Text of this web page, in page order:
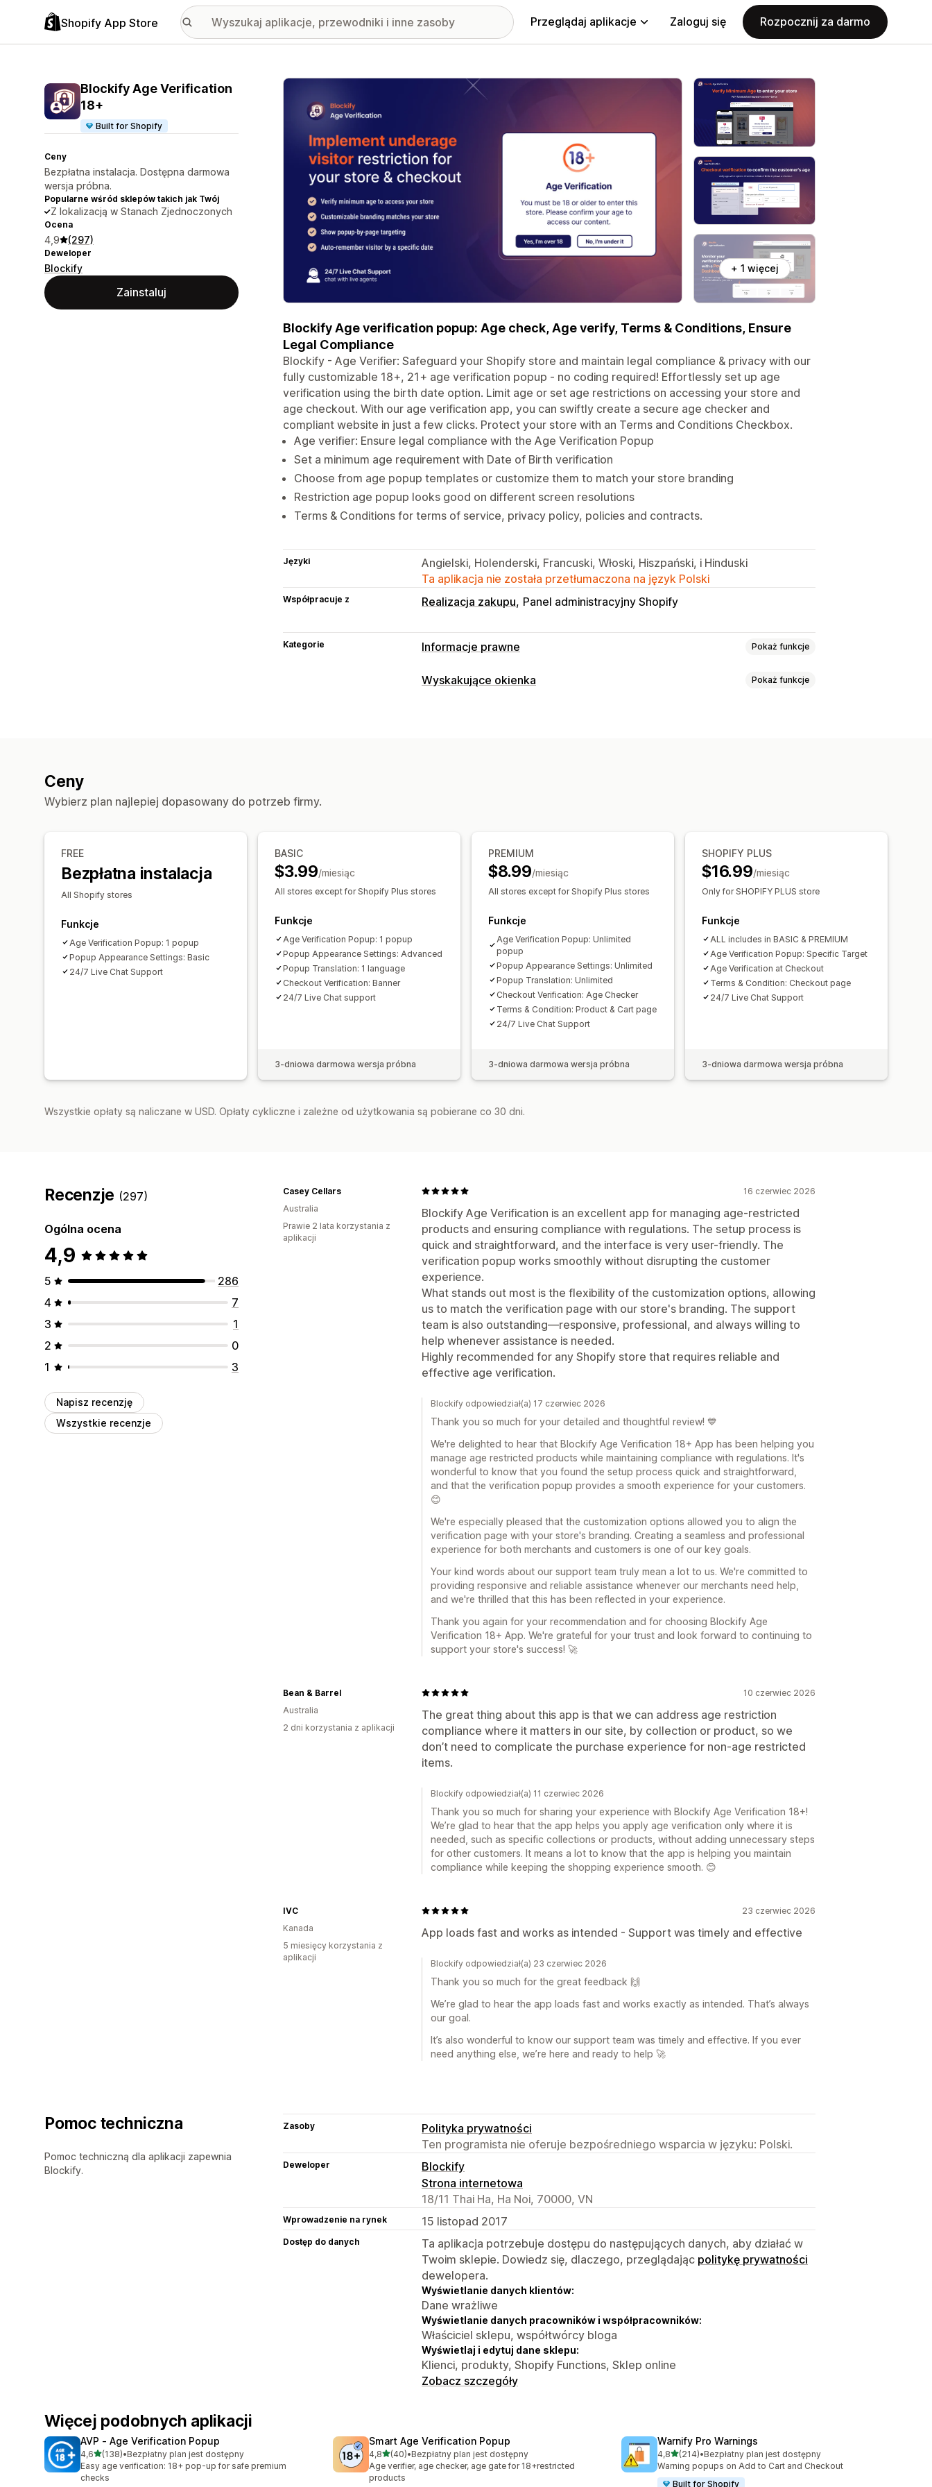
Shopify App Store Przeglądaj aplikacje Zaloguj się Rozpocznij za darmo
Blockify Age Verification
18+
Built for Shopify
Ceny
Bezpłatna instalacja. Dostępna darmowa
wersja próbna.
Popularne wśród sklepów takich jak Twój
Z lokalizacją w Stanach Zjednoczonych
Ocena
4,9 (297)
Deweloper
Blockify
Zainstaluj
Wyróżnione obrazy w galerii
+ 1 więcej
Blockify Age verification popup: Age check, Age verify, Terms & Conditions, Ensure
Legal Compliance
Blockify - Age Verifier: Safeguard your Shopify store and maintain legal compliance & privacy with our
fully customizable 18+, 21+ age verification popup - no coding required! Effortlessly set up age
verification using the birth date option. Limit age or set age restrictions on accessing your store and
age checkout. With our age verification app, you can swiftly create a secure age checker and
compliant website in just a few clicks. Protect your store with an Terms and Conditions Checkbox.
Age verifier: Ensure legal compliance with the Age Verification Popup
Set a minimum age requirement with Date of Birth verification
Choose from age popup templates or customize them to match your store branding
Restriction age popup looks good on different screen resolutions
Terms & Conditions for terms of service, privacy policy, policies and contracts.
Języki
Angielski, Holenderski, Francuski, Włoski, Hiszpański, i Hinduski
Ta aplikacja nie została przetłumaczona na język Polski
Współpracuje z Realizacja zakupu Panel administracyjny Shopify
Kategorie Informacje prawne Pokaż funkcje
Zgodność
Wyskakujące okienka Pokaż funkcje
Ceny
Wybierz plan najlepiej dopasowany do potrzeb firmy.
FREE
Bezpłatna instalacja
All Shopify stores
Funkcje
Age Verification Popup: 1 popup
Popup Appearance Settings: Basic
24/7 Live Chat Support
BASIC
$3.99/miesiąc
All stores except for Shopify Plus stores
Funkcje
Age Verification Popup: 1 popup
Popup Appearance Settings: Advanced
Popup Translation: 1 language
Checkout Verification: Banner
24/7 Live Chat support
3-dniowa darmowa wersja próbna
PREMIUM
$8.99/miesiąc
All stores except for Shopify Plus stores
Funkcje
Age Verification Popup: Unlimited
popup
Popup Appearance Settings: Unlimited
Popup Translation: Unlimited
Checkout Verification: Age Checker
Terms & Condition: Product & Cart page
24/7 Live Chat Support
3-dniowa darmowa wersja próbna
SHOPIFY PLUS
$16.99/miesiąc
Only for SHOPIFY PLUS store
Funkcje
ALL includes in BASIC & PREMIUM
Age Verification Popup: Specific Target
Age Verification at Checkout
Terms & Condition: Checkout page
24/7 Live Chat Support
3-dniowa darmowa wersja próbna
Wszystkie opłaty są naliczane w USD. Opłaty cykliczne i zależne od użytkowania są pobierane co 30 dni.
Recenzje (297)
Ogólna ocena
4,9
5
286
4
7
3
1
2
0
1
3
Napisz recenzję
Wszystkie recenzje
16 czerwiec 2026
Blockify Age Verification is an excellent app for managing age-restricted
products and ensuring compliance with regulations. The setup process is
quick and straightforward, and the interface is very user-friendly. The
verification popup works smoothly without disrupting the customer
experience.
What stands out most is the flexibility of the customization options, allowing
us to match the verification page with our store's branding. The support
team is also outstanding—responsive, professional, and always willing to
help whenever assistance is needed.
Highly recommended for any Shopify store that requires reliable and
effective age verification.
Casey Cellars
Australia
Prawie 2 lata korzystania z
aplikacji
Blockify odpowiedział(a) 17 czerwiec 2026
Thank you so much for your detailed and thoughtful review! 💙
We're delighted to hear that Blockify Age Verification 18+ App has been helping you
manage age restricted products while maintaining compliance with regulations. It's
wonderful to know that you found the setup process quick and straightforward,
and that the verification popup provides a smooth experience for your customers.
😊
We're especially pleased that the customization options allowed you to align the
verification page with your store's branding. Creating a seamless and professional
experience for both merchants and customers is one of our key goals.
Your kind words about our support team truly mean a lot to us. We're committed to
providing responsive and reliable assistance whenever our merchants need help,
and we're thrilled that this has been reflected in your experience.
Thank you again for your recommendation and for choosing Blockify Age
Verification 18+ App. We're grateful for your trust and look forward to continuing to
support your store's success! 🚀
10 czerwiec 2026
The great thing about this app is that we can address age restriction
compliance where it matters in our site, by collection or product, so we
don’t need to complicate the purchase experience for non-age restricted
items.
Bean & Barrel
Australia
2 dni korzystania z aplikacji
Blockify odpowiedział(a) 11 czerwiec 2026
Thank you so much for sharing your experience with Blockify Age Verification 18+!
We’re glad to hear that the app helps you apply age verification only where it is
needed, such as specific collections or products, without adding unnecessary steps
for other customers. It means a lot to know that the app is helping you maintain
compliance while keeping the shopping experience smooth. 😊
23 czerwiec 2026
App loads fast and works as intended - Support was timely and effective
IVC
Kanada
5 miesięcy korzystania z
aplikacji
Blockify odpowiedział(a) 23 czerwiec 2026
Thank you so much for the great feedback 🙌
We’re glad to hear the app loads fast and works exactly as intended. That’s always
our goal.
It’s also wonderful to know our support team was timely and effective. If you ever
need anything else, we’re here and ready to help 🚀
Pomoc techniczna
Pomoc techniczną dla aplikacji zapewnia
Blockify.
Zasoby
Polityka prywatności
Ten programista nie oferuje bezpośredniego wsparcia w języku: Polski.
Deweloper
Blockify
Strona internetowa
18/11 Thai Ha, Ha Noi, 70000, VN
Wprowadzenie na rynek 15 listopad 2017
Dostęp do danych
Ta aplikacja potrzebuje dostępu do następujących danych, aby działać w
Twoim sklepie. Dowiedz się, dlaczego, przeglądając politykę prywatności
dewelopera.
Wyświetlanie danych klientów:
Dane wrażliwe
Wyświetlanie danych pracowników i współpracowników:
Właściciel sklepu, współtwórcy bloga
Wyświetlaj i edytuj dane sklepu:
Klienci, produkty, Shopify Functions, Sklep online
Zobacz szczegóły
Więcej podobnych aplikacji
AVP ‑ Age Verification Popup
4,6na 5 gwiazdek
(138)
Łączna liczba recenzji: 138
•Bezpłatny plan jest dostępny
Easy age verification: 18+ pop-up for safe premium
checks
Smart Age Verification Popup
4,8na 5 gwiazdek
(40)
Łączna liczba recenzji: 40
•Bezpłatny plan jest dostępny
Age verifier, age checker, age gate for 18+restricted
products
Warnify Pro Warnings
4,8na 5 gwiazdek
(214)
Łączna liczba recenzji: 214
•Bezpłatny plan jest dostępny
Warning popups on Add to Cart and Checkout
Built for Shopify